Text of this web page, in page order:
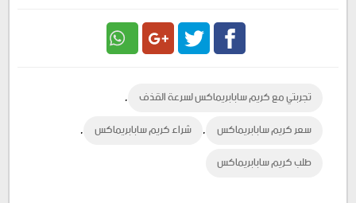
Plus
تجربتي مع كريم سابابريماكس لسرعة القذف ,
سعر كريم سابابريماكس , شراء كريم سابابريماكس ,
طلب كريم سابابريماكس